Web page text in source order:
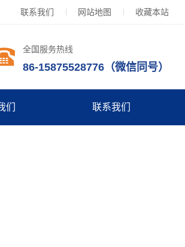
联系我们 网站地图 收藏本站
全国服务热线
86-15875528776（微信同号）
们 联系我们